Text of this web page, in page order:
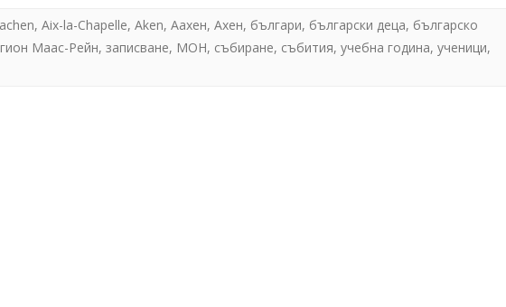
2022/23 ГОДИНА 2019
НОВА ДЕТСКА КНИЖКА
, Aix-la-Chapelle, Aken, Аахен, Ахен, българи, български деца, българско
Маас-Рейн, записване, МОН, събиране, събития, учебна година, ученици,